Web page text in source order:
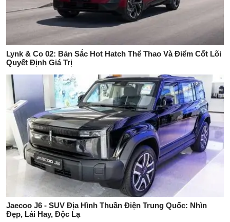
Lynk & Co 02: Bản Sắc Hot Hatch Thể Thao Và Điểm Cốt Lõi
Quyết Định Giá Trị
Jaecoo J6 - SUV Địa Hình Thuần Điện Trung Quốc: Nhìn
Đẹp, Lái Hay, Độc Lạ